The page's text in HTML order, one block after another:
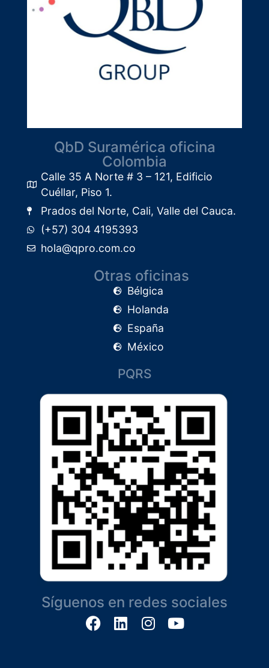
QbD Suramérica oficina
Colombia
Calle 35 A Norte # 3 – 121, Edificio
Cuéllar, Piso 1.​
Prados del Norte, Cali, Valle del Cauca.
(+57) 304 4195393
hola@qpro.com.co
Otras oficinas
Bélgica
Holanda
España
México
PQRS
Síguenos en redes sociales